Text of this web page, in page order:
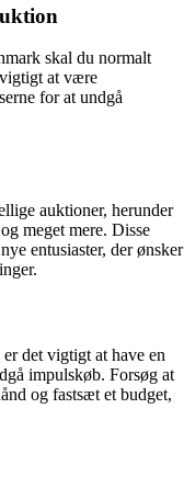
skal du normalt
at være
for at undgå
auktioner, herunder
meget mere. Disse
entusiaster, der ønsker
det vigtigt at have en
impulskøb. Forsøg at
og fastsæt et budget,